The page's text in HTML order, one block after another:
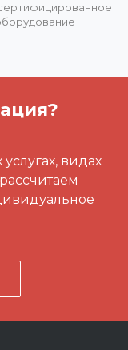
видах